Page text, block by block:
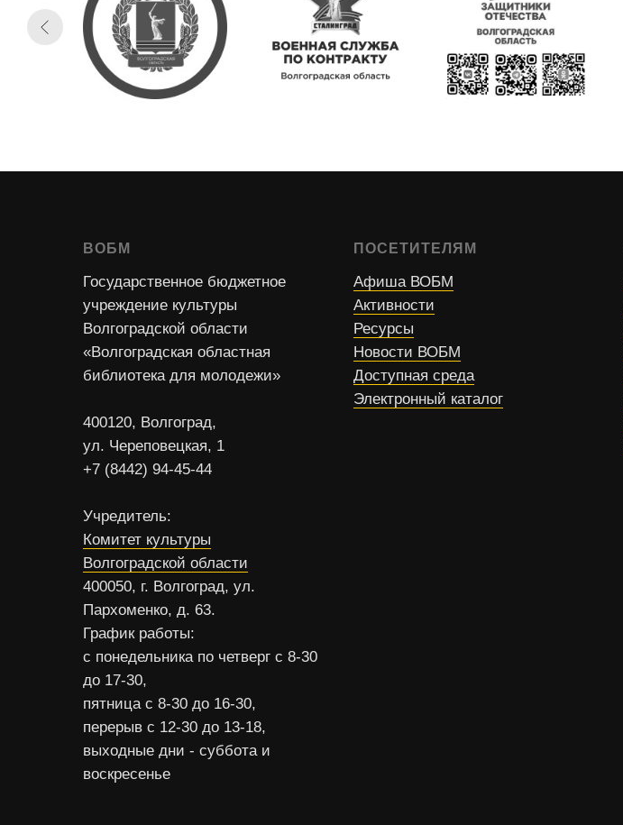
ВОБМ
Государственное бюджетное
учреждение культуры
Волгоградской области
«Волгоградская областная
библиотека для молодежи»
400120, Волгоград,
ул. Череповецкая, 1
+7 (8442) 94-45-44
Учредитель:
Комитет культуры
Волгоградской области
400050, г. Волгоград, ул.
Пархоменко, д. 63.
График работы:
с понедельника по четверг с 8-30
до 17-30,
пятница с 8-30 до 16-30,
перерыв с 12-30 до 13-18,
выходные дни - суббота и
воскресенье
ПОСЕТИТЕЛЯМ
Афиша ВОБМ
Активности
Ресурсы
Новости ВОБМ
Доступная среда
Электронный каталог